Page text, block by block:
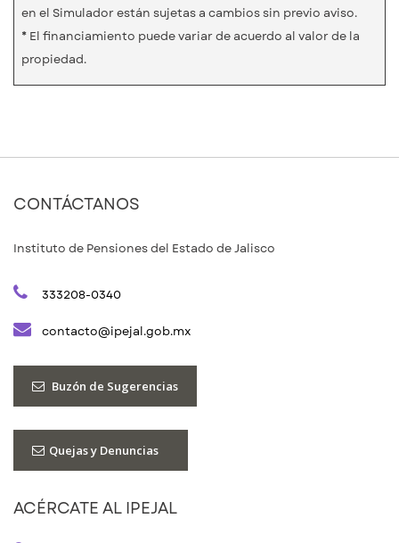
en el Simulador están sujetas a cambios sin previo aviso.
* El financiamiento puede variar de acuerdo al valor de la
propiedad.
CONTÁCTANOS
Instituto de Pensiones del Estado de Jalisco
333208-0340
contacto@ipejal.gob.mx
Buzón de Sugerencias
Quejas y Denuncias
ACÉRCATE AL IPEJAL